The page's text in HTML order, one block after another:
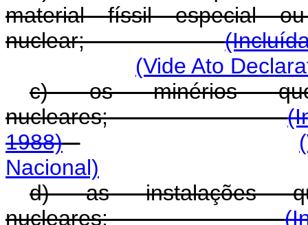
material físsil especial
nuclear;
(Vide Ato
c) os minérios
nucleares;
1988)
Nacional)
d) as instalações
nucleares;